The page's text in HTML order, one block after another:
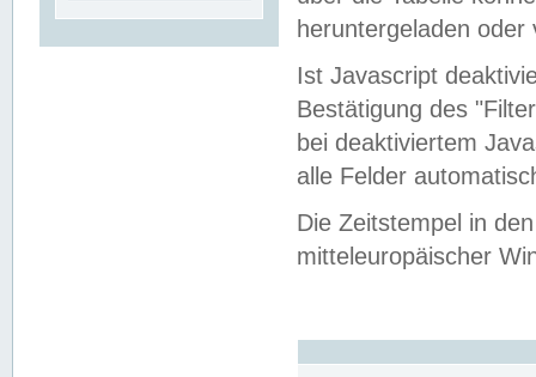
heruntergeladen oder
Ist Javascript
Bestätigung des
bei deaktiviertem
alle Felder
Die Zeitstempel in
mitteleuropäischer